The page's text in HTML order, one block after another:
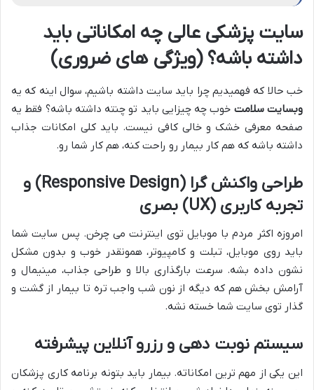
سایت پزشکی عالی چه امکاناتی باید
داشته باشه؟ (ویژگی های ضروری)
خب حالا که فهمیدیم چرا باید سایت داشته باشیم، سوال اینه که یه
وبسایت سلامت خوب چه چیزایی باید تو چنته داشته باشه؟ فقط یه
صفحه معرفی خشک و خالی کافی نیست. باید کلی امکانات جذاب
داشته باشه که هم کار بیمار رو راحت کنه، هم کار شما رو.
طراحی واکنش گرا (Responsive Design) و
تجربه کاربری (UX) بصری
امروزه اکثر مردم با موبایل توی اینترنت می چرخن. پس سایت شما
باید روی موبایل، تبلت و کامپیوتر، همونقدر خوب و بدون مشکل
نشون داده بشه. سرعت بارگذاری بالا و طراحی جذاب، مینیمال و
آرامش بخش هم که دیگه از نون شب واجب تره تا بیمار از گشت و
گذار توی سایت شما خسته نشه.
سیستم نوبت دهی و رزرو آنلاین پیشرفته
این یکی از مهم ترین امکاناته. بیمار باید بتونه برنامه کاری پزشکان